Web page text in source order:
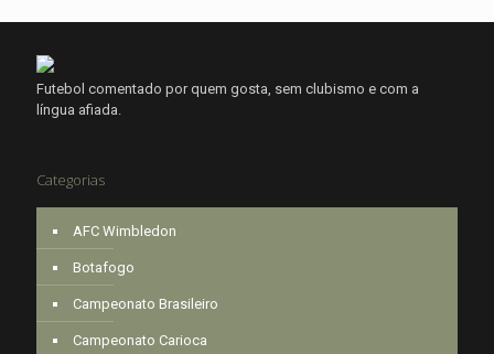
Futebol comentado por quem gosta, sem clubismo e com a
língua afiada.
Categorias
AFC Wimbledon
Botafogo
Campeonato Brasileiro
Campeonato Carioca